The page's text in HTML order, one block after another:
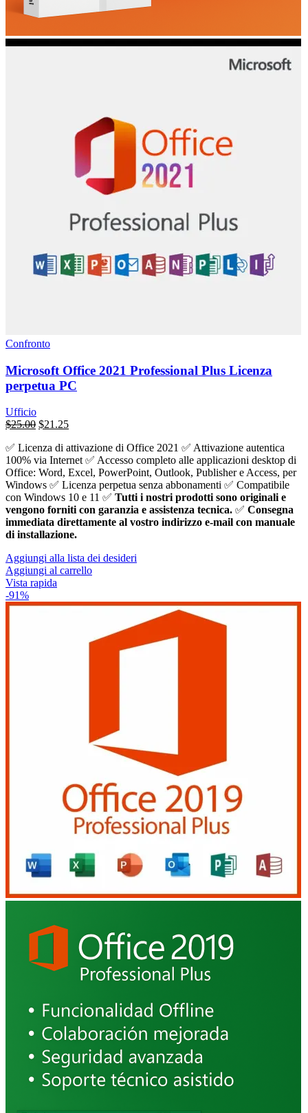
Confronto
Microsoft Office 2021 Professional Plus Licenza
perpetua PC
Ufficio
Il
originale
era:
$439.00.
$25.00Il
attuale
è:
$25.00.
$21.25
✅ Licenza di attivazione di Office 2021 ✅ Attivazione autentica
100% via Internet ✅ Accesso completo alle applicazioni desktop di
Office: Word, Excel, PowerPoint, Outlook, Publisher e Access, per
Windows ✅ Licenza perpetua senza abbonamenti ✅ Compatibile
con Windows 10 e 11 ✅ Tutti i nostri prodotti sono originali e
vengono forniti con garanzia e assistenza tecnica. ✅ Consegna
immediata direttamente al vostro indirizzo e-mail con manuale
di installazione.
Aggiungi alla lista dei desideri
Aggiungi al carrello
Vista rapida
-91%